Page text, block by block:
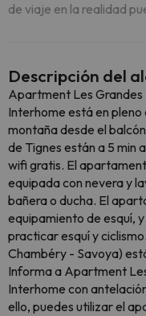
de viaje en la realidad
Descripción del
Apartment Les Grandes
Interhome está en
montaña desde el
de Tignes están a 5 min
wifi gratis. El
equipada con nevera y
bañera o ducha. El
equipamiento de esquí,
practicar esquí y
Chambéry - Savoya)
Informa a Apartment
Interhome con
ello, puedes utilizar el